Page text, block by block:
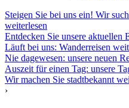
Steigen Sie bei uns ein! Wir
weiterlesen
Entdecken Sie unsere aktuellen
Läuft bei uns: Wanderreisen
Nie dagewesen: unsere neuen
Auszeit für einen Tag: unsere
Wir machen Sie stadtbekannt
›